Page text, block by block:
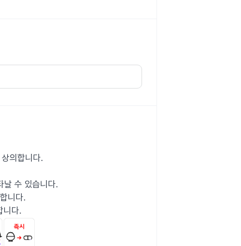
의합니다.
날 수 있습니다.
니다.
니다.